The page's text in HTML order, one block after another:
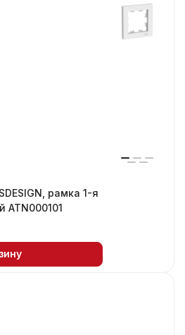
рамка 1-я
ATN000101